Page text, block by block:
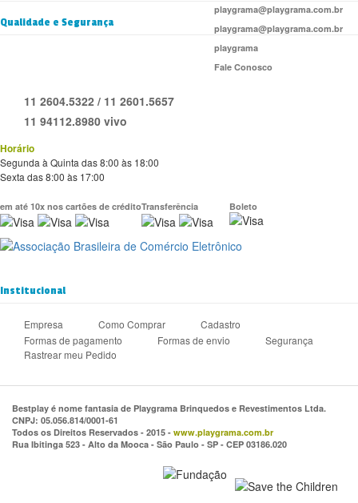
playgrama@playgrama.com.br
playgrama@playgrama.com.br
playgrama
Fale Conosco
11 2604.5322 / 11 2601.5657
11 94112.8980 vivo
Horário
Segunda à Quinta das 8:00 às 18:00
Sexta das 8:00 às 17:00
em até 10x nos cartões de créditoTransferência Boleto
Qualidade e Segurança
Institucional
Empresa Como Comprar
Cadastro
Formas de pagamento
Formas de envio
Segurança
Rastrear meu Pedido
Bestplay é nome fantasia de Playgrama Brinquedos e Revestimentos Ltda.
CNPJ: 05.056.814/0001-61
Todos os Direitos Reservados - 2015 - www.playgrama.com.br
Rua Ibitinga 523 - Alto da Mooca - São Paulo - SP - CEP 03186.020